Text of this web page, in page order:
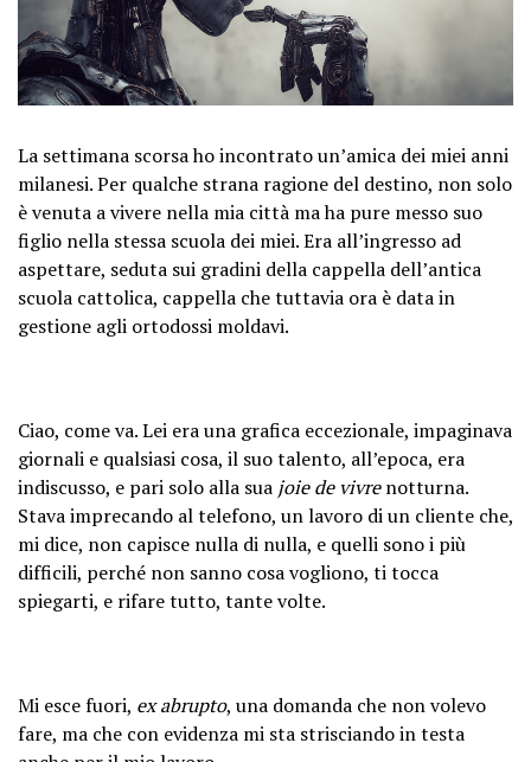
La settimana scorsa ho incontrato un’amica dei miei anni
milanesi. Per qualche strana ragione del destino, non solo
è venuta a vivere nella mia città ma ha pure messo suo
figlio nella stessa scuola dei miei. Era all’ingresso ad
aspettare, seduta sui gradini della cappella dell’antica
scuola cattolica, cappella che tuttavia ora è data in
gestione agli ortodossi moldavi.
Ciao, come va. Lei era una grafica eccezionale, impaginava
giornali e qualsiasi cosa, il suo talento, all’epoca, era
indiscusso, e pari solo alla sua joie de vivrenotturna.
Stava imprecando al telefono, un lavoro di un cliente che,
mi dice, non capisce nulla di nulla, e quelli sono i più
difficili, perché non sanno cosa vogliono, ti tocca
spiegarti, e rifare tutto, tante volte.
Mi esce fuori, ex abrupto, una domanda che non volevo
fare, ma che con evidenza mi sta strisciando in testa